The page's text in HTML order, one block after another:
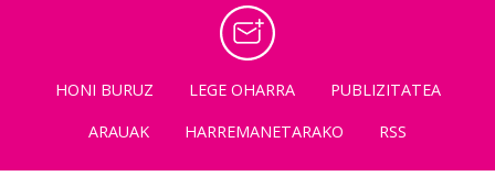
HONI BURUZ LEGE OHARRA
PUBLIZITATEA
ARAUAK
HARREMANETARAKO RSS